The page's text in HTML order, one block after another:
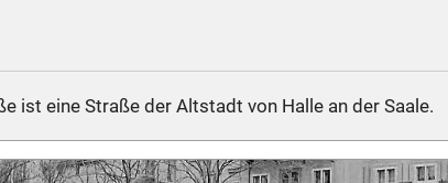
ist eine Straße der Altstadt von Halle an der Saale.